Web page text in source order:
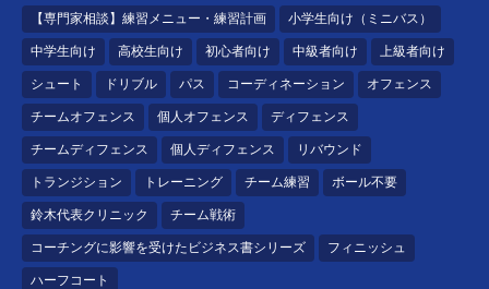
【専門家相談】練習メニュー・練習計画 小学生向け（ミニバス）
中学生向け 高校生向け 初心者向け 中級者向け 上級者向け
シュート ドリブル パス コーディネーション オフェンス
チームオフェンス 個人オフェンス ディフェンス
チームディフェンス 個人ディフェンス リバウンド
トランジション トレーニング チーム練習 ボール不要
鈴木代表クリニック チーム戦術
コーチングに影響を受けたビジネス書シリーズ フィニッシュ
ハーフコート